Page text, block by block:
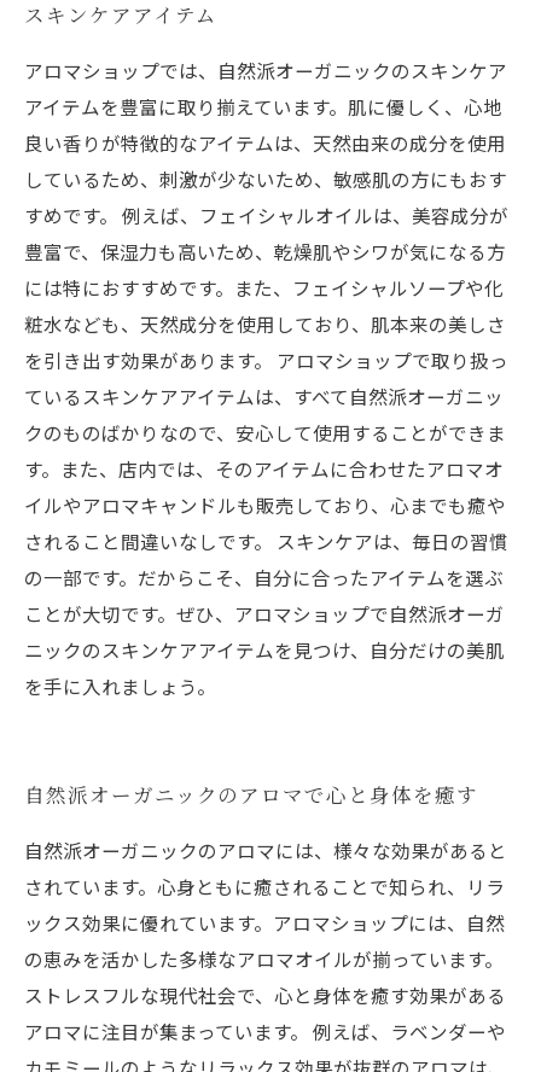
スキンケアアイテム
アロマショップでは、自然派オーガニックのスキンケア
アイテムを豊富に取り揃えています。肌に優しく、心地
良い香りが特徴的なアイテムは、天然由来の成分を使用
しているため、刺激が少ないため、敏感肌の方にもおす
すめです。 例えば、フェイシャルオイルは、美容成分が
豊富で、保湿力も高いため、乾燥肌やシワが気になる方
には特におすすめです。また、フェイシャルソープや化
粧水なども、天然成分を使用しており、肌本来の美しさ
を引き出す効果があります。 アロマショップで取り扱っ
ているスキンケアアイテムは、すべて自然派オーガニッ
クのものばかりなので、安心して使用することができま
す。また、店内では、そのアイテムに合わせたアロマオ
イルやアロマキャンドルも販売しており、心までも癒や
されること間違いなしです。 スキンケアは、毎日の習慣
の一部です。だからこそ、自分に合ったアイテムを選ぶ
ことが大切です。ぜひ、アロマショップで自然派オーガ
ニックのスキンケアアイテムを見つけ、自分だけの美肌
を手に入れましょう。
自然派オーガニックのアロマで心と身体を癒す
自然派オーガニックのアロマには、様々な効果があると
されています。心身ともに癒されることで知られ、リラ
ックス効果に優れています。アロマショップには、自然
の恵みを活かした多様なアロマオイルが揃っています。
ストレスフルな現代社会で、心と身体を癒す効果がある
アロマに注目が集まっています。 例えば、ラベンダーや